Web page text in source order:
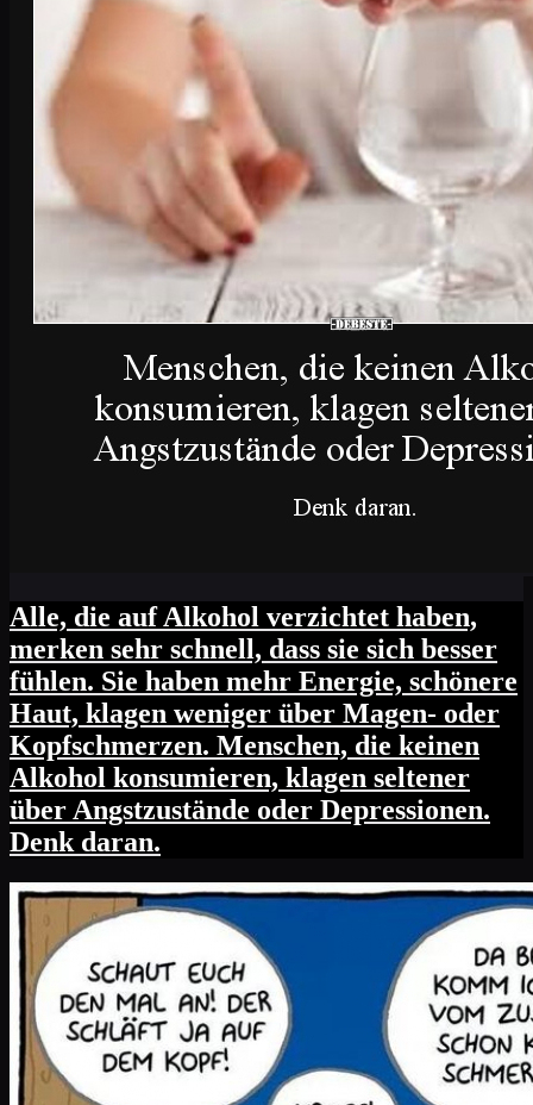
Alle, die auf Alkohol verzichtet haben,
merken sehr schnell, dass sie sich besser
fühlen. Sie haben mehr Energie, schönere
Haut, klagen weniger über Magen- oder
Kopfschmerzen. Menschen, die keinen
Alkohol konsumieren, klagen seltener
über Angstzustände oder Depressionen.
Denk daran.